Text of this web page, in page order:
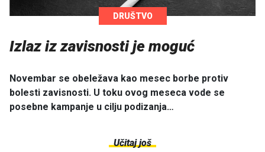
DRUŠTVO
Izlaz iz zavisnosti je moguć
Novembar se obeležava kao mesec borbe protiv
bolesti zavisnosti. U toku ovog meseca vode se
posebne kampanje u cilju podizanja…
Učitaj još